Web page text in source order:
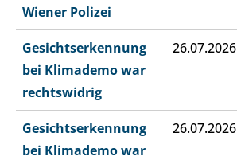
Wiener Polizei
Gesichtserkennung
bei Klimademo war
rechtswidrig
26.07.2026
Gesichtserkennung
bei Klimademo war
26.07.2026